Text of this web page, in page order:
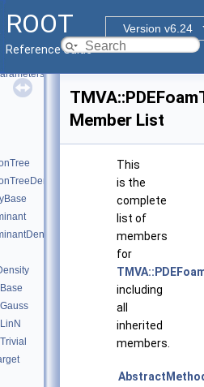
ROOT
Version v6.24
Reference Guide
Member List
This
is the
complete
list of
members
for
including
all
inherited
members.